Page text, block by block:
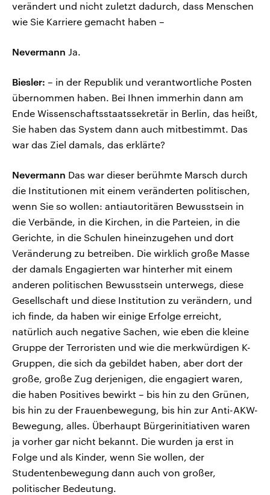
verändert und nicht zuletzt dadurch, dass Menschen
wie Sie Karriere gemacht haben –
Nevermann Ja.
Biesler: – in der Republik und verantwortliche Posten
übernommen haben. Bei Ihnen immerhin dann am
Ende Wissenschaftsstaatssekretär in Berlin, das heißt,
Sie haben das System dann auch mitbestimmt. Das
war das Ziel damals, das erklärte?
Nevermann Das war dieser berühmte Marsch durch
die Institutionen mit einem veränderten politischen,
wenn Sie so wollen: antiautoritären Bewusstsein in
die Verbände, in die Kirchen, in die Parteien, in die
Gerichte, in die Schulen hineinzugehen und dort
Veränderung zu betreiben. Die wirklich große Masse
der damals Engagierten war hinterher mit einem
anderen politischen Bewusstsein unterwegs, diese
Gesellschaft und diese Institution zu verändern, und
ich finde, da haben wir einige Erfolge erreicht,
natürlich auch negative Sachen, wie eben die kleine
Gruppe der Terroristen und wie die merkwürdigen K-
Gruppen, die sich da gebildet haben, aber dort der
große, große Zug derjenigen, die engagiert waren,
die haben Positives bewirkt – bis hin zu den Grünen,
bis hin zu der Frauenbewegung, bis hin zur Anti-AKW-
Bewegung, alles. Überhaupt Bürgerinitiativen waren
ja vorher gar nicht bekannt. Die wurden ja erst in
Folge und als Kinder, wenn Sie wollen, der
Studentenbewegung dann auch von großer,
politischer Bedeutung.